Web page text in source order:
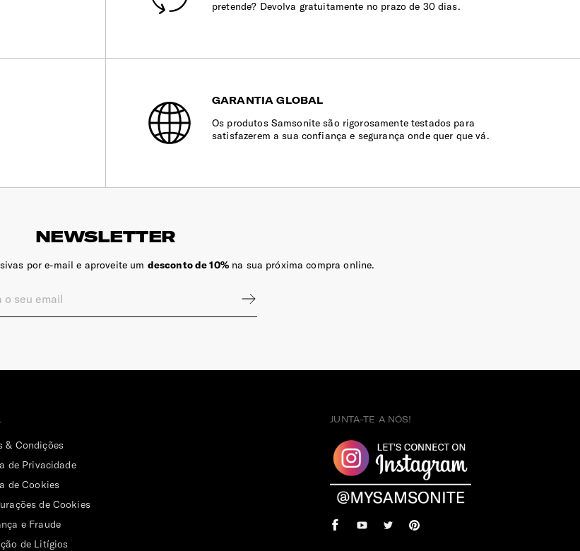
pretende? Devolva gratuitamente no prazo de 30 dias.
GARANTIA GLOBAL
Os produtos Samsonite são rigorosamente testados para
satisfazerem a sua confiança e segurança onde quer que vá.
NEWSLETTER
por e-mail e aproveite um desconto de 10%na sua próxima compra online.
& Condições
de Privacidade
de Cookies
de Cookies
e Fraude
de Litígios
JUNTA-TE A NÓS!